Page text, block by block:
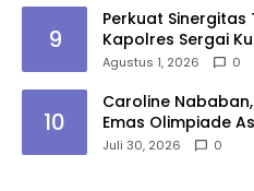
9
Perkuat Sinergitas
Kapolres Sergai
7/Rimba Raya
Agustus 1, 2026 0
10
Caroline Nababan,
Emas Olimpiade
Gubernur Bobby
Juli 30, 2026 0